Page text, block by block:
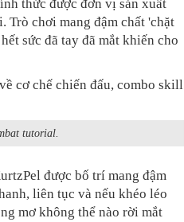
thức được đơn vị sản xuất
Trò chơi mang đậm chất 'chặt
sức đã tay đã mắt khiến cho
cơ chế chiến đấu, combo skill
tutorial.
được bố trí mang đậm
liên tục và nếu khéo léo
mơ không thể nào rời mắt